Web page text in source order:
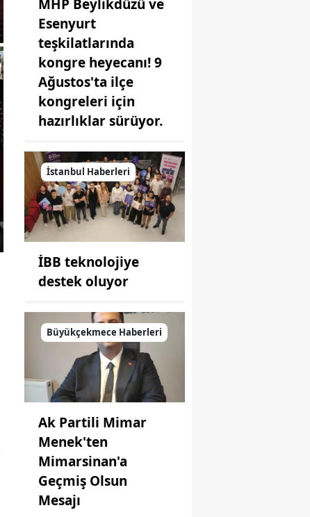
MHP Beylikdüzü ve
Esenyurt
teşkilatlarında
kongre heyecanı! 9
Ağustos'ta ilçe
kongreleri için
hazırlıklar sürüyor.
İstanbul Haberleri
İBB teknolojiye
destek oluyor
Büyükçekmece Haberleri
Ak Partili Mimar
Menek'ten
Mimarsinan'a
Geçmiş Olsun
Mesajı